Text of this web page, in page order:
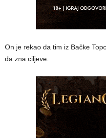
On je rekao da tim iz Bačke
da zna ciljeve.